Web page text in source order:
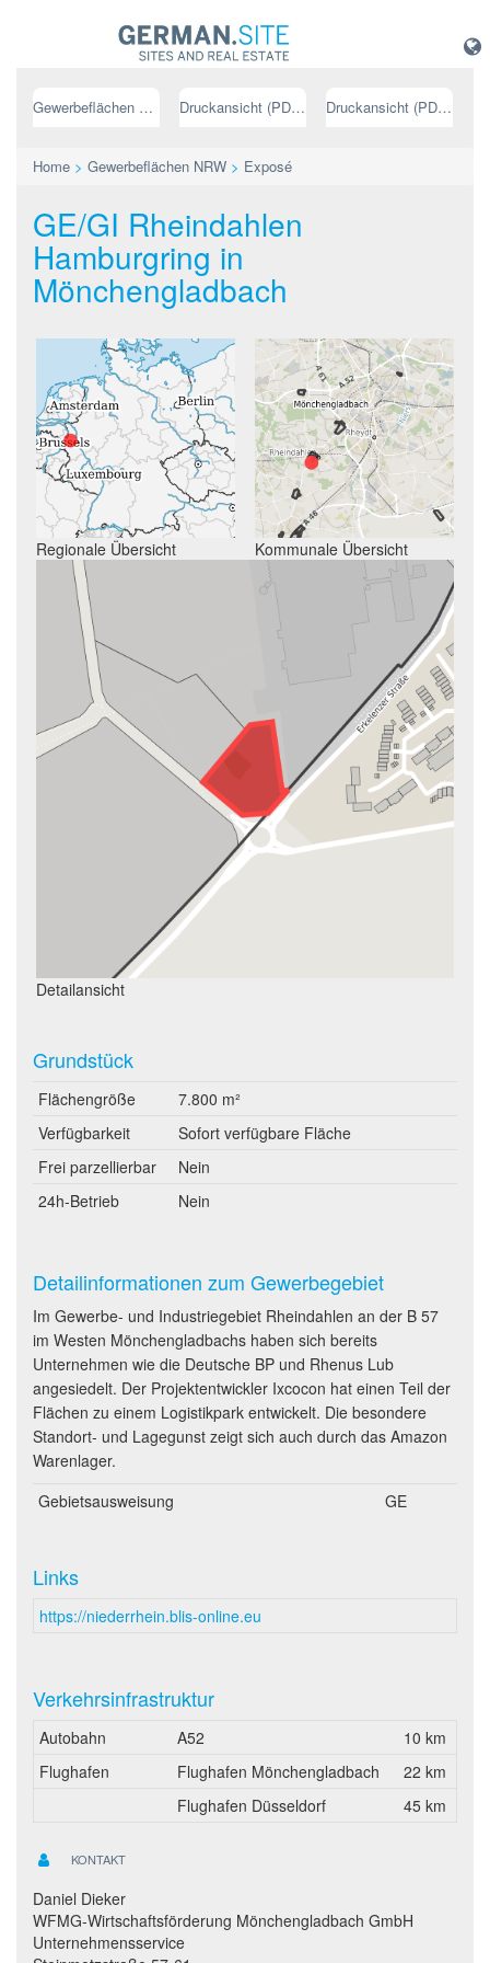
Gewerbeflächen NRW Druckansicht (PDF) // deutsch Druckansicht (PDF) // englisch
Home > Gewerbeflächen NRW > Exposé
GE/GI Rheindahlen
Hamburgring in
Mönchengladbach
Regionale Übersicht Kommunale Übersicht
Detailansicht
Grundstück
Flächengröße
7.800 m²
Verfügbarkeit
Sofort verfügbare Fläche
Frei parzellierbar
Nein
24h-Betrieb
Nein
Detailinformationen zum Gewerbegebiet
Im Gewerbe- und Industriegebiet Rheindahlen an der B 57
im Westen Mönchengladbachs haben sich bereits
Unternehmen wie die Deutsche BP und Rhenus Lub
angesiedelt. Der Projektentwickler Ixcocon hat einen Teil der
Flächen zu einem Logistikpark entwickelt. Die besondere
Standort- und Lagegunst zeigt sich auch durch das Amazon
Warenlager.
Gebietsausweisung
GE
Links
https://niederrhein.blis-online.eu
Verkehrsinfrastruktur
Autobahn A52
10 km
Flughafen
Flughafen Mönchengladbach
22 km
Flughafen Düsseldorf
45 km
KONTAKT
Daniel Dieker
WFMG-Wirtschaftsförderung Mönchengladbach GmbH
Unternehmensservice